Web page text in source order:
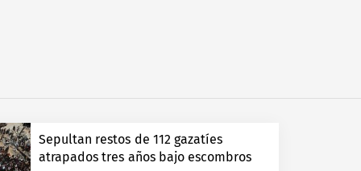
Sepultan restos de 112 gazatíes
atrapados tres años bajo escombros